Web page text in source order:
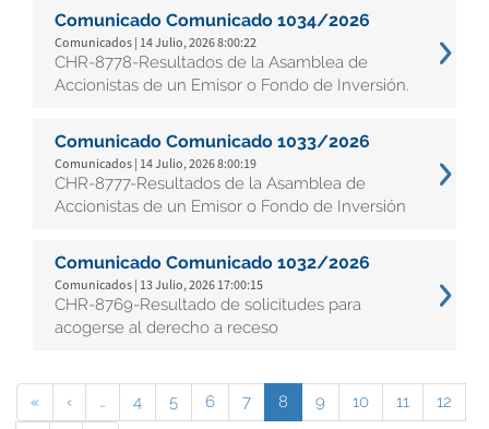
Comunicado Comunicado 1034/2026
Comunicados | 14 Julio, 2026 8:00:22
CHR-8778-Resultados de la Asamblea de
Accionistas de un Emisor o Fondo de Inversión.
Comunicado Comunicado 1033/2026
Comunicados | 14 Julio, 2026 8:00:19
CHR-8777-Resultados de la Asamblea de
Accionistas de un Emisor o Fondo de Inversión
Comunicado Comunicado 1032/2026
Comunicados | 13 Julio, 2026 17:00:15
CHR-8769-Resultado de solicitudes para
acogerse al derecho a receso
« ‹ … 4 5 6 7 8 9 10 11
12